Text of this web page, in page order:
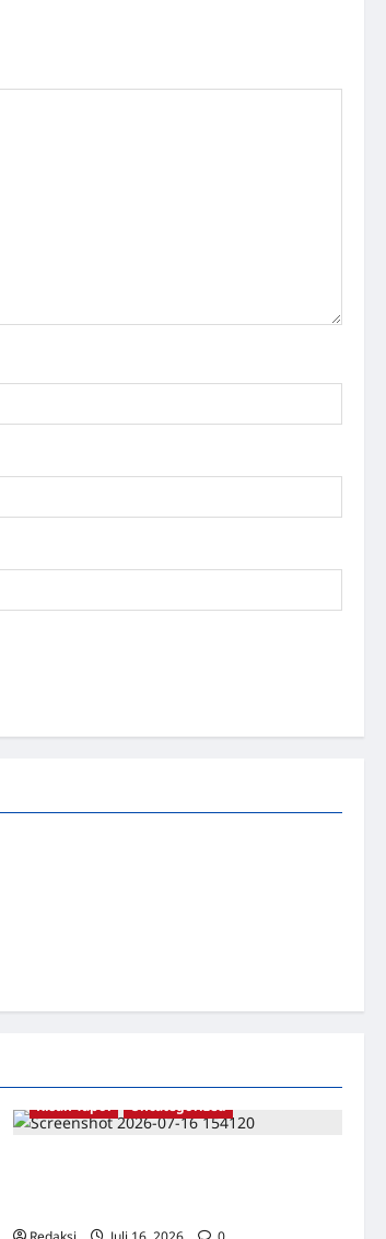
Kisah Tapol Uncategorized